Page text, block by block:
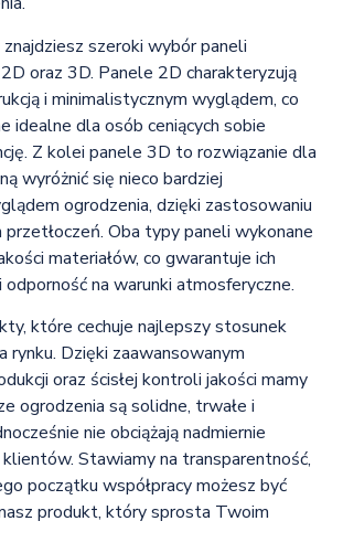
szeroki wybór paneli
oraz 3D. Panele 2D charakteryzują
i minimalistycznym wyglądem, co
idealne dla osób ceniących sobie
Z kolei panele 3D to rozwiązanie dla
wyróżnić się nieco bardziej
ogrodzenia, dzięki zastosowaniu
Oba typy paneli wykonane
materiałów, co gwarantuje ich
odporność na warunki atmosferyczne.
które cechuje najlepszy stosunek
rynku. Dzięki zaawansowanym
oraz ścisłej kontroli jakości mamy
ogrodzenia są solidne, trwałe i
nie obciążają nadmiernie
Stawiamy na transparentność,
początku współpracy możesz być
produkt, który sprosta Twoim